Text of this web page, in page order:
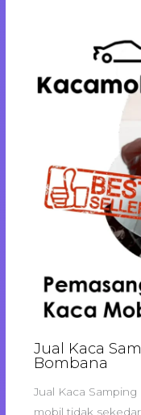
Jual Kaca
Bombana
Jual Kaca
mobil tidak